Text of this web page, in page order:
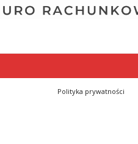
Polityka prywatności